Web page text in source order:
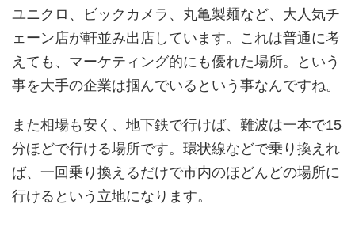
ユニクロ、ビックカメラ、丸亀製麺など、大人気チ
ェーン店が軒並み出店しています。これは普通に考
えても、マーケティング的にも優れた場所。という
事を大手の企業は掴んでいるという事なんですね。
また相場も安く、地下鉄で行けば、難波は一本で15
分ほどで行ける場所です。環状線などで乗り換えれ
ば、一回乗り換えるだけで市内のほどんどの場所に
行けるという立地になります。